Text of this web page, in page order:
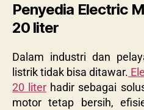
Penyedia Electric
20 liter
Dalam industri dan
listrik tidak bisa ditawar.
20 liter hadir sebagai
motor tetap bersih,